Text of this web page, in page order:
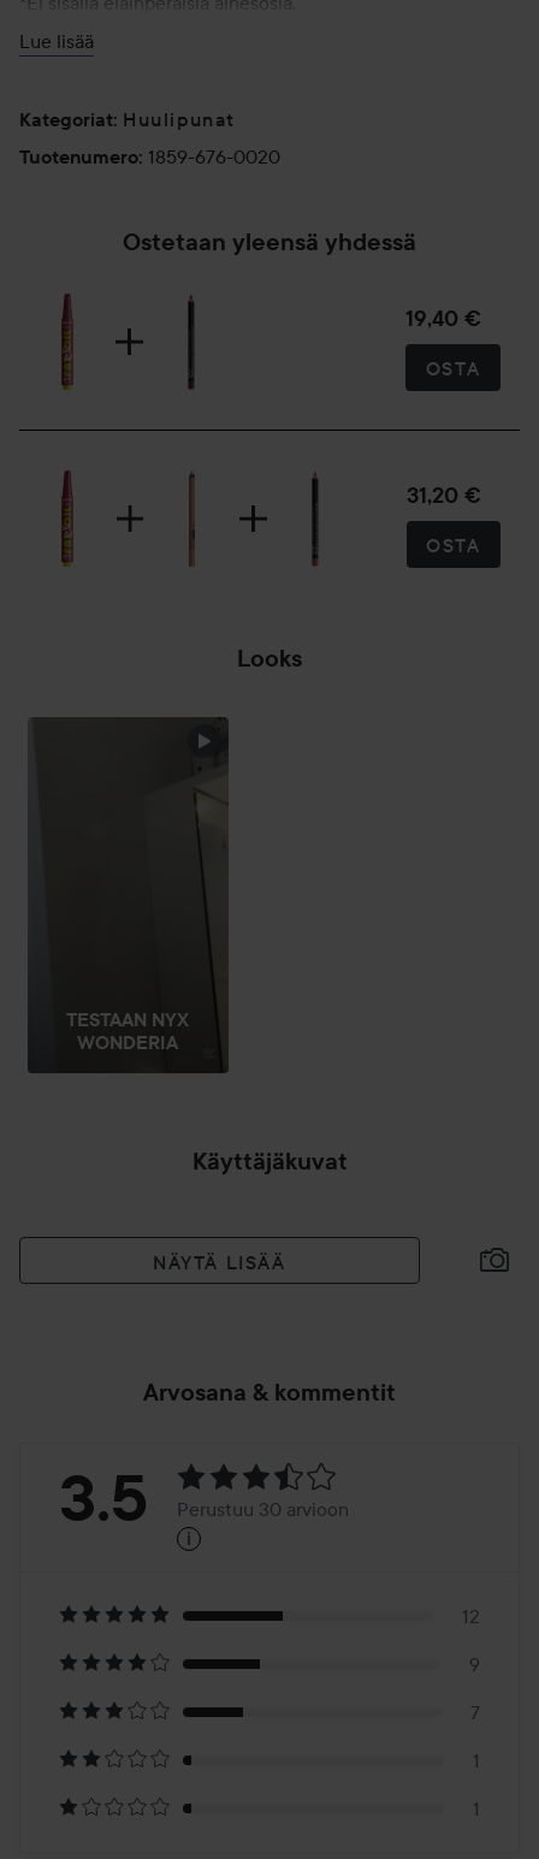
Käyttö:
ja hillittyä väriä. Käytä yhdessä huultenrajauskynän kanssa
antamaan huulimeikille syvyyttä ja väriä.
Lue lisää
Kategoriat: Huulipunat
Tuotenumero: 1859-676-0020
Ostetaan yleensä yhdessä
19,40 €
OSTA
31,20 €
OSTA
Looks
TESTAAN NYX
WONDERIA
Käyttäjäkuvat
NÄYTÄ LISÄÄ
Arvosana & kommentit
Arvosana:
Perustuu
30
arvioon
3.5 Perustuu 30 arvioon
i
12
9
7
1
1